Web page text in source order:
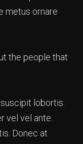
metus ornare
the people that
lobortis.
vel vel ante.
Donec at